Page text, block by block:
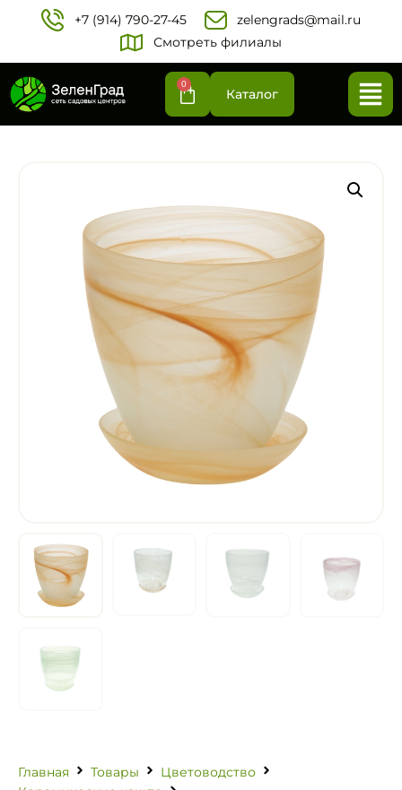
+7 (914) 790-27-45‬
zelengrads@mail.ru
Смотреть филиалы
0
Каталог
Главная Товары
Цветоводство